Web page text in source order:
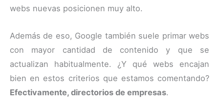
webs nuevas posicionen muy alto.
Además de eso, Google también suele primar webs
con mayor cantidad de contenido y que se
actualizan habitualmente. ¿Y qué webs encajan
bien en estos criterios que estamos comentando?
Efectivamente, directorios de empresas.